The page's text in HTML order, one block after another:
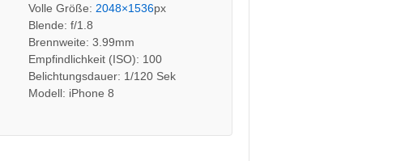
Volle Größe: 2048×1536px
Blende: f/1.8
Brennweite: 3.99mm
Empfindlichkeit (ISO): 100
Belichtungsdauer: 1/120 Sek
Modell: iPhone 8